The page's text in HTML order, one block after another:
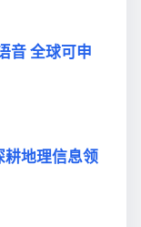
音 全球可申
耕地理信息领